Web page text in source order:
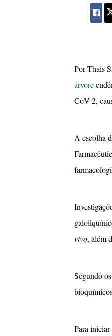
Por Thais
árvore
CoV-2,
A escolha
vivo, além
Segundo
Para